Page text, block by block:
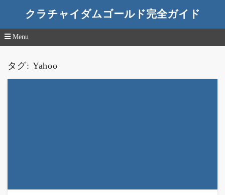
クラチャイダムゴールド完全ガイド
Menu
タグ: Yahoo